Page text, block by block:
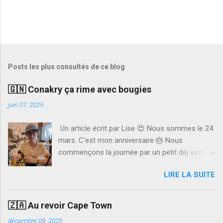
Posts les plus consultés de ce blog
🇬🇳 Conakry ça rime avec bougies
juin 07, 2025
Un article écrit par Lise 😍 Nous sommes le 24
mars. C'est mon anniversaire 🎂 Nous
commençons la journée par un petit déj extra.
bons 🥞 Ensuite, nous allons faire nos visas
pour la Côte d'Ivoire. J'ai adoré remplir les
fiches. Nous avons fait des photocopies de
tous nos papiers et tout déposé au bureau 📝
LIRE LA SUITE
🇿🇦 Au revoir Cape Town
décembre 09, 2025